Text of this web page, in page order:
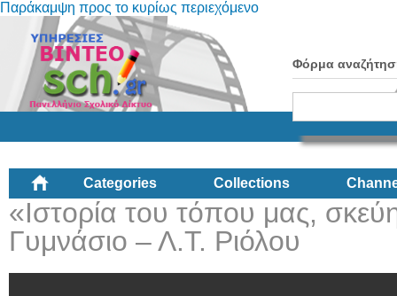
Παράκαμψη προς το κυρίως περιεχόμενο
Φόρμα
Categories Collections
«Ιστορία του τόπου μας,
Γυμνάσιο – Λ.Τ. Ριόλου